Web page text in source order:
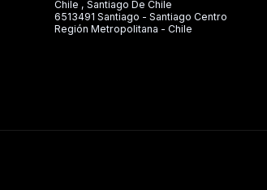
Chile , Santiago De Chile
6513491 Santiago - Santiago Centro
Región Metropolitana - Chile